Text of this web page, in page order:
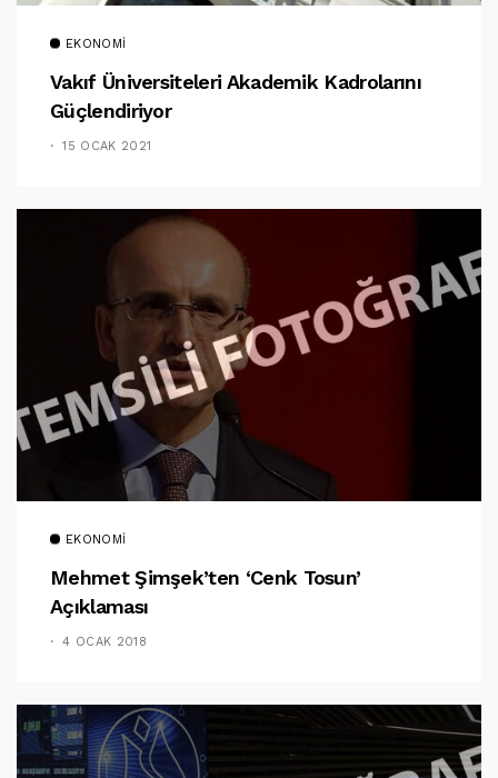
EKONOMI
Vakıf Üniversiteleri Akademik Kadrolarını
Güçlendiriyor
15 OCAK 2021
EKONOMI
Mehmet Şimşek’ten ‘Cenk Tosun’
Açıklaması
4 OCAK 2018